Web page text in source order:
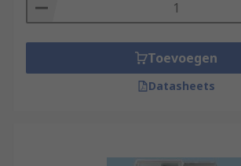
Toevoegen
Datasheets